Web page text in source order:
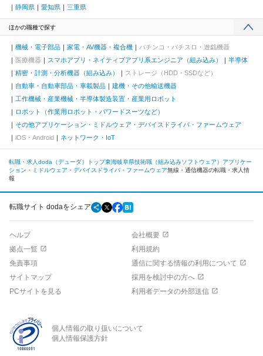
静岡県 愛知県 三重県
ほかの職種で探す
機械・電子部品 家電・AV機器・複合機
パチンコ・パチスロ・遊戯機器
医療機器
スマホアプリ・ネイティブアプリ系エンジニア（組み込み）
半導体
精密・計測・分析機器（組み込み）
ストレージ（HDD・SSDなど）
自動車・自動車部品・車載製品
建機・その他輸送機器
工作機械・産業機械・半導体製造装置・産業用ロボット
ロボット（作業用ロボット・パワードスーツなど）
その他アプリケーション・ミドルウェア・デバイスドライバ・ファームウェア
iOS・Android
ネットワーク・IoT
転職・求人doda（デューダ）トップ東海岐阜県技術職（組み込みソフトウェア） アプリケー
ション・ミドルウェア・デバイスドライバ・ファームウェア無線・通信機器の転職・求人情
報
転職サイト dodaをシェア
ヘルプ
会社概要
拠点一覧
利用規約
免責事項
通信に関する情報の利用について
サイトマップ
採用を検討中の方へ
PCサイトを見る
利用者データの外部送信
個人情報の取り扱いについて
個人情報保護方針